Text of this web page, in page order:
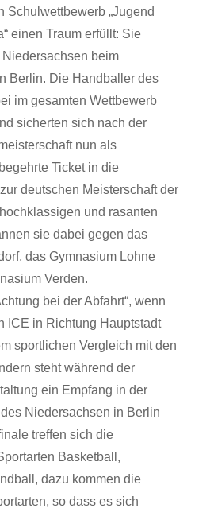
Schulwettbewerb „Jugend
einen Traum erfüllt: Sie
beim
Berlin. Die Handballer des
im gesamten Wettbewerb
sicherten sich nach der
nun als
Ticket in die
deutschen Meisterschaft der
und rasanten
sie dabei gegen das
das Gymnasium Lohne
Verden.
bei der Abfahrt“, wenn
ICE in Richtung Hauptstadt
sportlichen Vergleich mit den
steht während der
ein Empfang in der
Niedersachsen in Berlin
treffen sich die
Basketball,
dazu kommen die
so dass es sich